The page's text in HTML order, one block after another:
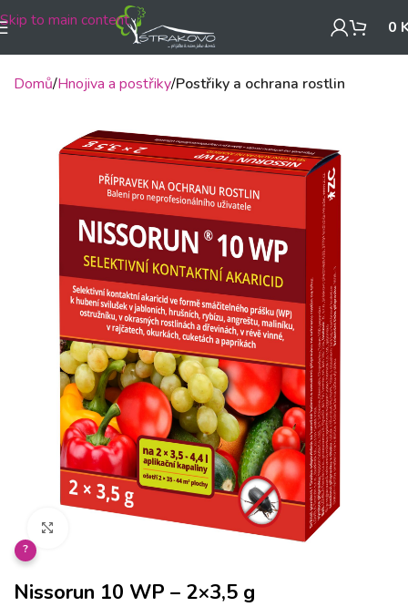
Skip to main content 0
Domů Hnojiva a postřiky Postřiky a ochrana rostlin
Klikněte pro zvětšení
?
Nissorun 10 WP – 2×3,5 g